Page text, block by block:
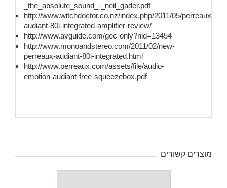
_the_absolute_sound_-_neil_gader.pdf
http://www.witchdoctor.co.nz/index.php/2011/05/perreaux-
audiant-80i-integrated-amplifier-review/
http://www.avguide.com/gec-only?nid=13454
http://www.monoandstereo.com/2011/02/new-
perreaux-audiant-80i-integrated.html
http://www.perreaux.com/assets/file/audio-
emotion-audiant-free-squeezebox.pdf
מוצרים קשורים